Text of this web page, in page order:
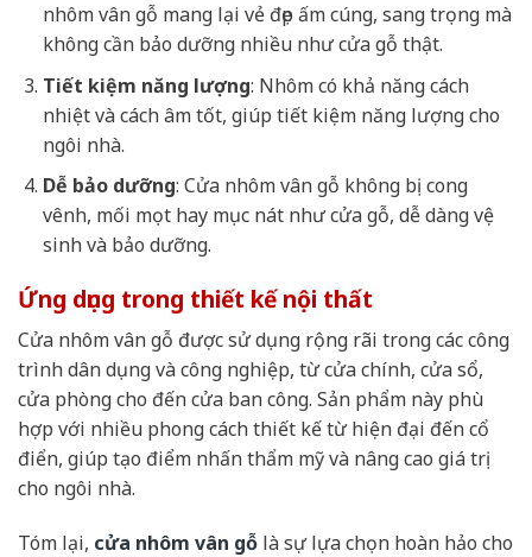
nhôm vân gỗ mang lại vẻ đẹp ấm cúng, sang trọng mà
không cần bảo dưỡng nhiều như cửa gỗ thật.
Tiết kiệm năng lượng: Nhôm có khả năng cách
nhiệt và cách âm tốt, giúp tiết kiệm năng lượng cho
ngôi nhà.
Dễ bảo dưỡng: Cửa nhôm vân gỗ không bị cong
vênh, mối mọt hay mục nát như cửa gỗ, dễ dàng vệ
sinh và bảo dưỡng.
Ứng dụng trong thiết kế nội thất
Cửa nhôm vân gỗ được sử dụng rộng rãi trong các công
trình dân dụng và công nghiệp, từ cửa chính, cửa sổ,
cửa phòng cho đến cửa ban công. Sản phẩm này phù
hợp với nhiều phong cách thiết kế từ hiện đại đến cổ
điển, giúp tạo điểm nhấn thẩm mỹ và nâng cao giá trị
cho ngôi nhà.
Tóm lại, cửa nhôm vân gỗ là sự lựa chọn hoàn hảo cho